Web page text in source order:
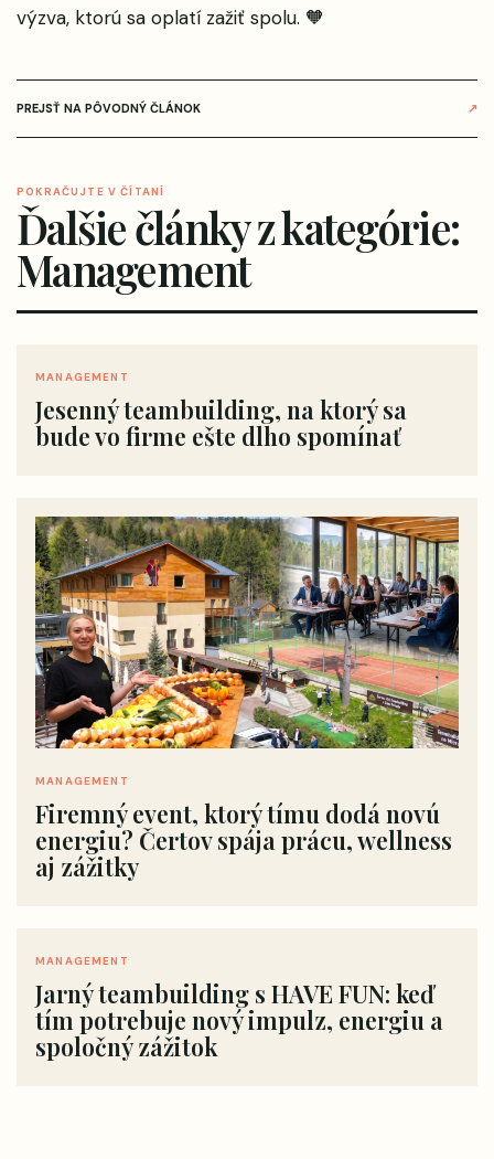
výzva, ktorú sa oplatí zažiť spolu. 🧡
PREJSŤ NA PÔVODNÝ ČLÁNOK ↗
POKRAČUJTE V ČÍTANÍ
Ďalšie články z kategórie:
Management
MANAGEMENT
Jesenný teambuilding, na ktorý sa
bude vo firme ešte dlho spomínať
MANAGEMENT
Firemný event, ktorý tímu dodá novú
energiu? Čertov spája prácu, wellness
aj zážitky
MANAGEMENT
Jarný teambuilding s HAVE FUN: keď
tím potrebuje nový impulz, energiu a
spoločný zážitok